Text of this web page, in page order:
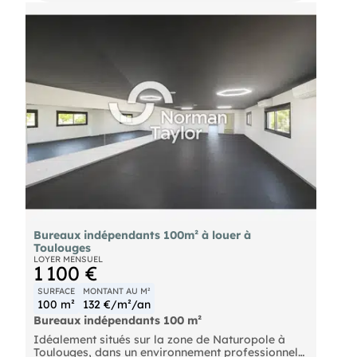
une activité tertiaire. Le local est climatisé,
immédiate, avec une configuration rationnelle et
une luminosité agréable: espace accueil, bureaux
(14 m², 6 m², 6 m² et 10 m²) et sanitaires. Loyer
mensuel : 750 € HT, charges : 240 € HT/mois. Ce
bureau constitue une solution pertinente pour une
entreprise souhaitant s’implanter dans un secteur
dynamique et accessible de Perpignan. Pour toute
information complémentaire ou pour organiser
une visite, contactez notre cabinet afin d’obtenir
Bureaux indépendants 100m² à louer à
Toulouges
LOYER MENSUEL
1 100 €
SURFACE
100 m²
MONTANT AU M²
132 €/m²/an
Bureaux indépendants 100 m²
Idéalement situés sur la zone de Naturopole à
Toulouges, dans un environnement professionnel